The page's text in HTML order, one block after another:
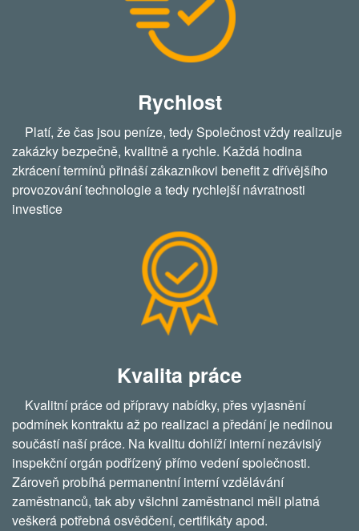
Rychlost
Platí, že čas jsou peníze, tedy Společnost vždy realizuje
zakázky bezpečně, kvalitně a rychle. Každá hodina
zkrácení termínů přináší zákazníkovi benefit z dřívějšího
provozování technologie a tedy rychlejší návratnosti
investice
Kvalita práce
Kvalitní práce od přípravy nabídky, přes vyjasnění
podmínek kontraktu až po realizaci a předání je nedílnou
součástí naší práce. Na kvalitu dohlíží interní nezávislý
inspekční orgán podřízený přímo vedení společnosti.
Zároveň probíhá permanentní interní vzdělávání
zaměstnanců, tak aby všichni zaměstnanci měli platná
veškerá potřebná osvědčení, certifikáty apod.